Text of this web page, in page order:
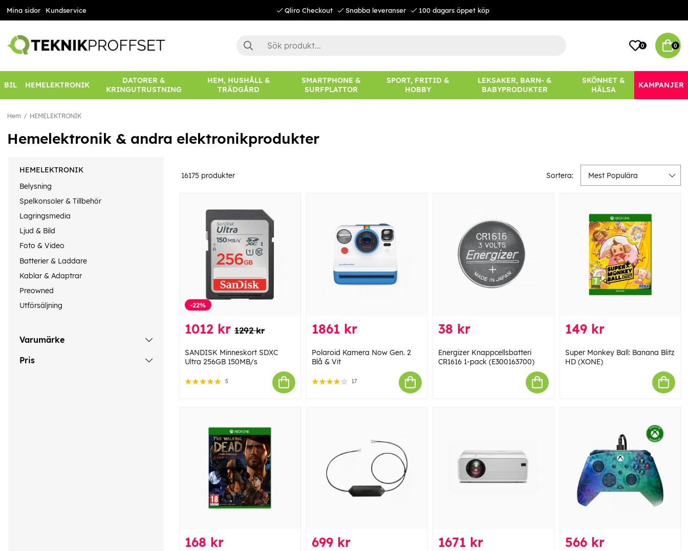
Mina sidor Kundservice Qliro Checkout Snabba leveranser 100 dagars öppet köp
0 0
BIL HEMELEKTRONIK
DATORER &
KRINGUTRUSTNING
HEM, HUSHÅLL &
TRÄDGÅRD
SMARTPHONE &
SURFPLATTOR
SPORT, FRITID &
HOBBY
LEKSAKER, BARN- &
BABYPRODUKTER
SKÖNHET &
HÄLSA
KAMPANJER
Hem HEMELEKTRONIK
Hemelektronik & andra elektronikprodukter
HEMELEKTRONIK
Belysning
Spelkonsoler & Tillbehör
Lagringsmedia
Ljud & Bild
Foto & Video
Batterier & Laddare
Kablar & Adaptrar
Preowned
Utförsäljning
Varumärke
Pris
16175 produkter Sortera: Mest Populära
-22%
1012 kr 1292 kr
SANDISK Minneskort SDXC
Ultra 256GB 150MB/s
5
1861 kr
Polaroid Kamera Now Gen. 2
Blå & Vit
17
38 kr
Energizer Knappcellsbatteri
CR1616 1-pack (E300163700)
149 kr
Super Monkey Ball: Banana Blitz
HD (XONE)
168 kr 699 kr 1671 kr 566 kr